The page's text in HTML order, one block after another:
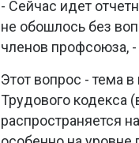
- Сейчас идет
не обошлось без
членов профсоюза,
Этот вопрос - тема
Трудового кодекса
распространяется